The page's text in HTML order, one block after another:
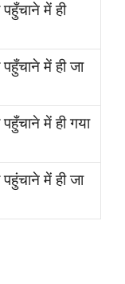
में ही
में ही जा
में ही गया
में ही जा